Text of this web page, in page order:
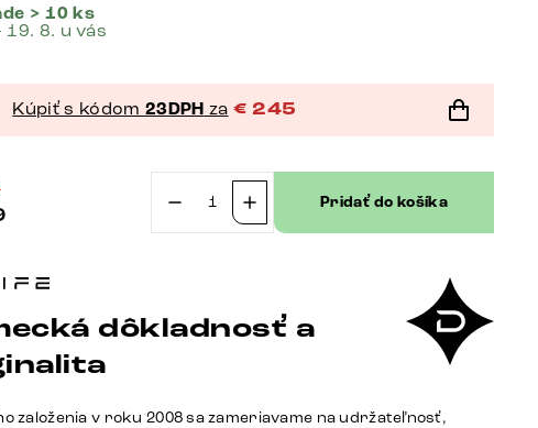
> 10 ks
19. 8. u vás
Kúpiť s kódom 23DPH za € 245
množstvo
Flex
bouclé
Pridať do košíka
dôkladnosť a
založenia v roku 2008 sa zameriavame na udržateľnosť,